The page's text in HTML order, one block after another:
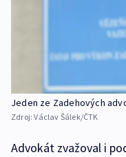
Jeden ze Zadehových
Zdroj:Václav Šálek/ČTK
Advokát zvažoval i